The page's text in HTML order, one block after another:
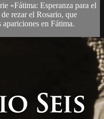
«Fátima: Esperanza para el
rezar el Rosario, que
apariciones en Fátima.